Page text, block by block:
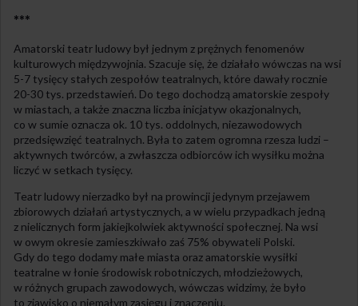
***
Amatorski teatr ludowy był jednym z prężnych fenomenów
kulturowych międzywojnia. Szacuje się, że działało wówczas na wsi
5-7 tysięcy stałych zespołów teatralnych, które dawały rocznie
20-30 tys. przedstawień. Do tego dochodzą amatorskie zespoły
w miastach, a także znaczna liczba inicjatyw okazjonalnych,
co w sumie oznacza ok. 10 tys. oddolnych, niezawodowych
przedsięwzięć teatralnych. Była to zatem ogromna rzesza ludzi –
aktywnych twórców, a zwłaszcza odbiorców ich wysiłku można
liczyć w setkach tysięcy.
Teatr ludowy nierzadko był na prowincji jedynym przejawem
zbiorowych działań artystycznych, a w wielu przypadkach jedną
z nielicznych form jakiejkolwiek aktywności społecznej. Na wsi
w owym okresie zamieszkiwało zaś 75% obywateli Polski.
Gdy do tego dodamy małe miasta oraz amatorskie wysiłki
teatralne w łonie środowisk robotniczych, młodzieżowych,
w różnych grupach zawodowych, wówczas widzimy, że było
to zjawisko o niemałym zasięgu i znaczeniu.